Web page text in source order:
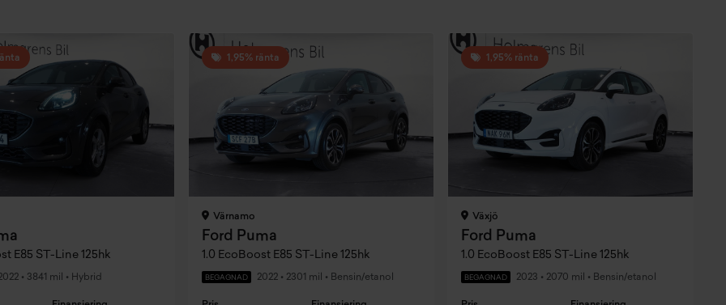
E85 ST-Line 125hk
• 3841 mil • Hybrid
1,95% ränta
Värnamo
Ford Puma
1.0 EcoBoost E85 ST-Line 125hk
BEGAGNAD 2022 • 2301 mil • Bensin/etanol
1,95% ränta
Växjö
Ford Puma
1.0 EcoBoost E85 ST-Line 125hk
BEGAGNAD 2023 • 2070 mil • Bensin/etanol